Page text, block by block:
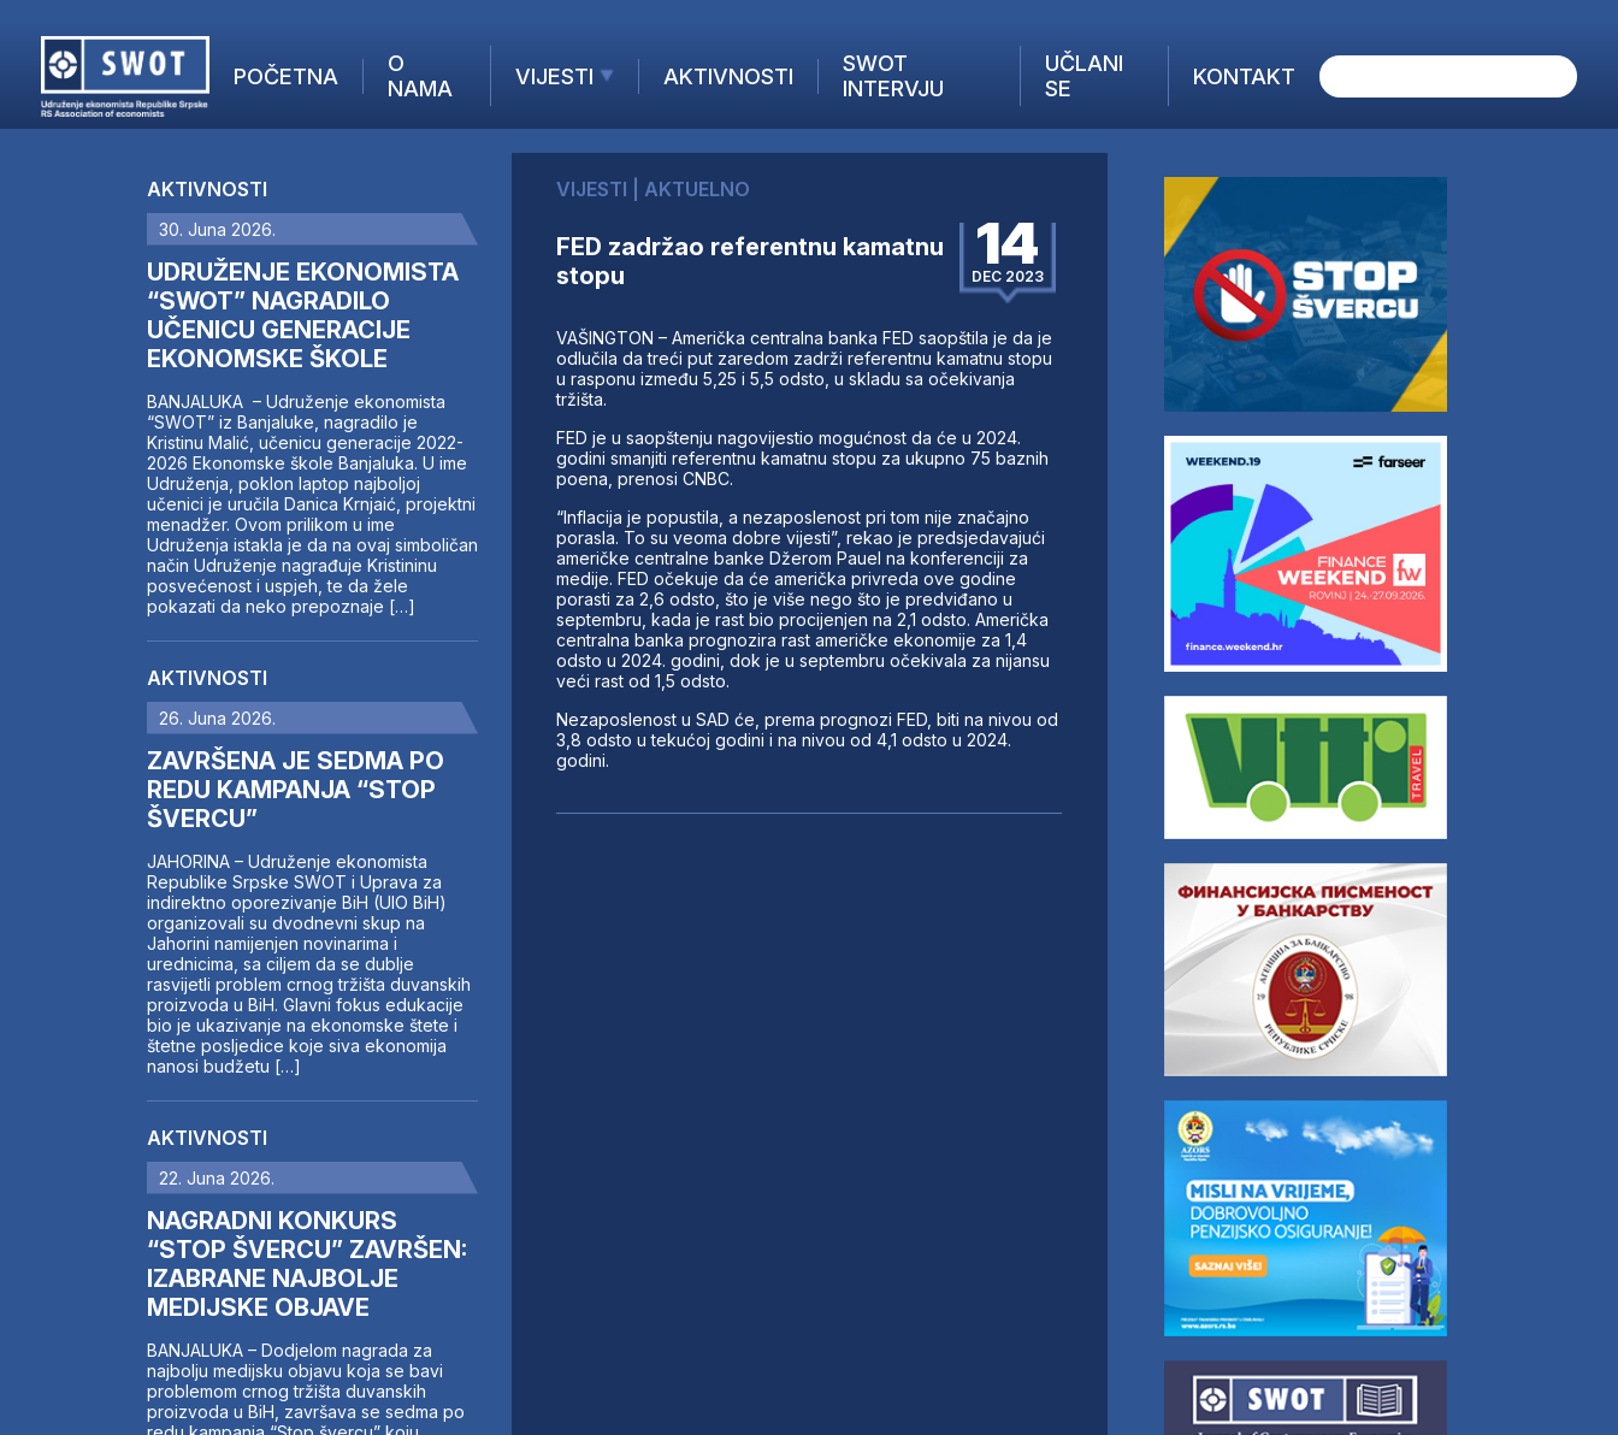
POČETNA
O
NAMA
VIJESTI
AKTUELNO
KOMPANIJE
FINANSIJE
IZ STRANIH MEDIJA
AKTIVNOSTI
SWOT
INTERVJU
UČLANI
SE
KONTAKT
AKTUELNO
ANALIZE
KOMPANIJE
FINANSIJE
IZ STRANIH MEDIJA
AKTIVNOSTI
SWOT INTERVJU
UČLANI SE
KONTAKT
AKTIVNOSTI
30. Juna 2026.
UDRUŽENJE EKONOMISTA
“SWOT” NAGRADILO
UČENICU GENERACIJE
EKONOMSKE ŠKOLE
BANJALUKA – Udruženje ekonomista
“SWOT” iz Banjaluke, nagradilo je
Kristinu Malić, učenicu generacije 2022-
2026 Ekonomske škole Banjaluka. U ime
Udruženja, poklon laptop najboljoj
učenici je uručila Danica Krnjaić, projektni
menadžer. Ovom prilikom u ime
Udruženja istakla je da na ovaj simboličan
način Udruženje nagrađuje Kristininu
posvećenost i uspjeh, te da žele
pokazati da neko prepoznaje […]
AKTIVNOSTI
26. Juna 2026.
ZAVRŠENA JE SEDMA PO
REDU KAMPANJA “STOP
ŠVERCU”
JAHORINA – Udruženje ekonomista
Republike Srpske SWOT i Uprava za
indirektno oporezivanje BiH (UIO BiH)
organizovali su dvodnevni skup na
Jahorini namijenjen novinarima i
urednicima, sa ciljem da se dublje
rasvijetli problem crnog tržišta duvanskih
proizvoda u BiH. Glavni fokus edukacije
bio je ukazivanje na ekonomske štete i
štetne posljedice koje siva ekonomija
nanosi budžetu […]
AKTIVNOSTI
22. Juna 2026.
NAGRADNI KONKURS
“STOP ŠVERCU” ZAVRŠEN:
IZABRANE NAJBOLJE
MEDIJSKE OBJAVE
BANJALUKA – Dodjelom nagrada za
najbolju medijsku objavu koja se bavi
problemom crnog tržišta duvanskih
proizvoda u BiH, završava se sedma po
VIJESTI AKTUELNO
FED zadržao referentnu kamatnu
stopu
14
DEC 2023
VAŠINGTON – Američka centralna banka FED saopštila je da je
odlučila da treći put zaredom zadrži referentnu kamatnu stopu
u rasponu između 5,25 i 5,5 odsto, u skladu sa očekivanja
tržišta.
FED je u saopštenju nagovijestio mogućnost da će u 2024.
godini smanjiti referentnu kamatnu stopu za ukupno 75 baznih
poena, prenosi CNBC.
“Inflacija je popustila, a nezaposlenost pri tom nije značajno
porasla. To su veoma dobre vijesti”, rekao je predsjedavajući
američke centralne banke Džerom Pauel na konferenciji za
medije. FED očekuje da će američka privreda ove godine
porasti za 2,6 odsto, što je više nego što je predviđano u
septembru, kada je rast bio procijenjen na 2,1 odsto. Američka
centralna banka prognozira rast američke ekonomije za 1,4
odsto u 2024. godini, dok je u septembru očekivala za nijansu
veći rast od 1,5 odsto.
Nezaposlenost u SAD će, prema prognozi FED, biti na nivou od
3,8 odsto u tekućoj godini i na nivou od 4,1 odsto u 2024.
godini.